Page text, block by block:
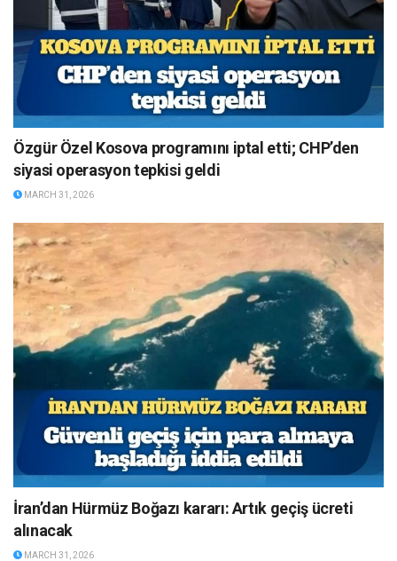
Özgür Özel Kosova programını iptal etti; CHP’den
siyasi operasyon tepkisi geldi
MARCH 31, 2026
İran’dan Hürmüz Boğazı kararı: Artık geçiş ücreti
alınacak
MARCH 31, 2026